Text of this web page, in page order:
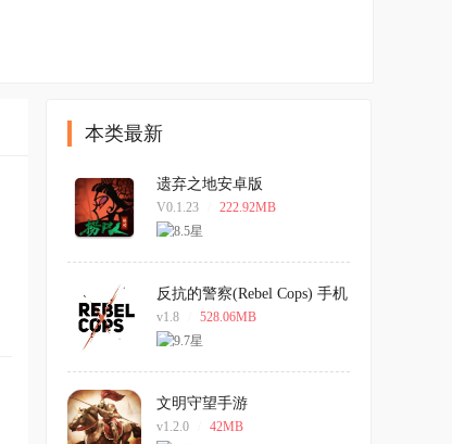
本类最新
遗弃之地安卓版
V0.1.23 222.92MB
反抗的警察(Rebel Cops) 手机
版
v1.8 528.06MB
文明守望手游
v1.2.0 42MB